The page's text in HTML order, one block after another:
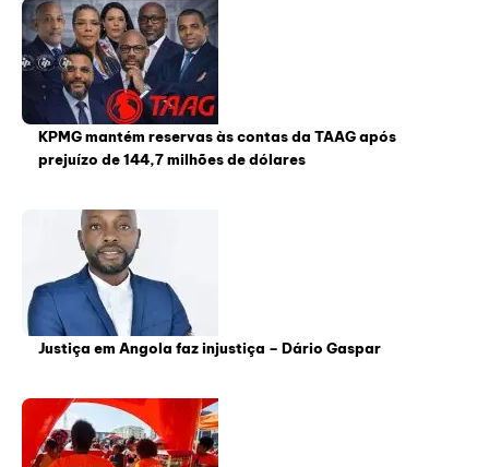
KPMG mantém reservas às contas da TAAG após
prejuízo de 144,7 milhões de dólares
Justiça em Angola faz injustiça – Dário Gaspar